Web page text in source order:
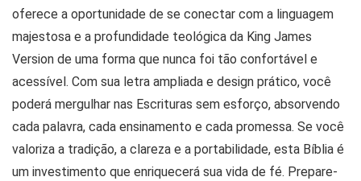
oferece a oportunidade de se conectar com a linguagem
majestosa e a profundidade teológica da King James
Version de uma forma que nunca foi tão confortável e
acessível. Com sua letra ampliada e design prático, você
poderá mergulhar nas Escrituras sem esforço, absorvendo
cada palavra, cada ensinamento e cada promessa. Se você
valoriza a tradição, a clareza e a portabilidade, esta Bíblia é
um investimento que enriquecerá sua vida de fé. Prepare-